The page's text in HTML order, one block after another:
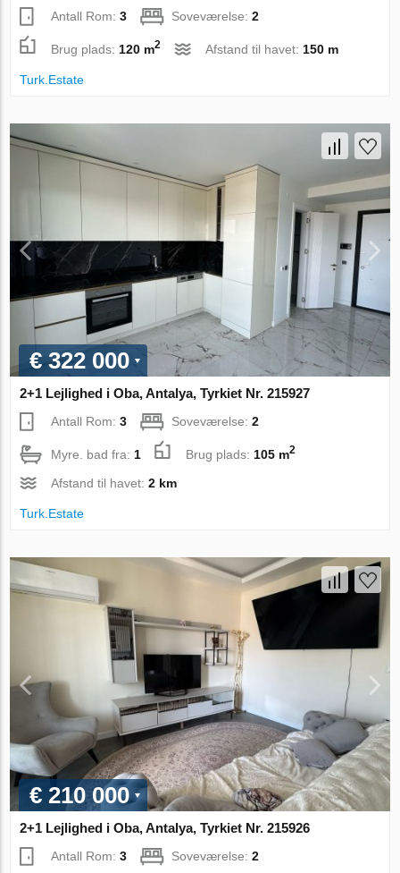
Antall Rom:3 Soveværelse:2
Brug plads: 120 m2 Afstand til havet: 150 m
Turk.Estate
€ 322 000
2+1 Lejlighed i Oba, Antalya, Tyrkiet Nr. 215927
Antall Rom:3 Soveværelse:2
Myre. bad fra: 1 Brug plads: 105 m2
Afstand til havet:2 km
Turk.Estate
€ 210 000
2+1 Lejlighed i Oba, Antalya, Tyrkiet Nr. 215926
Antall Rom:3 Soveværelse:2